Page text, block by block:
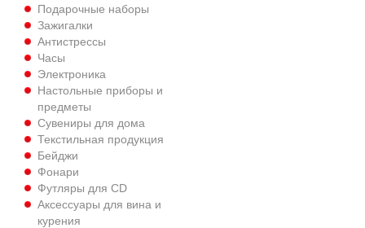
Подарочные наборы
Зажигалки
Антистрессы
Часы
Электроника
Настольные приборы и
предметы
Сувениры для дома
Текстильная продукция
Бейджи
Фонари
Футляры для CD
Аксессуары для вина и
курения